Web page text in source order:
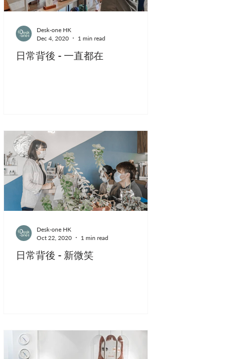
日常背後 - 一直都在
Desk-one HK
Dec 4, 2020
1 min read
日常背後 - 新微笑
Desk-one HK
Oct 22, 2020
1 min read